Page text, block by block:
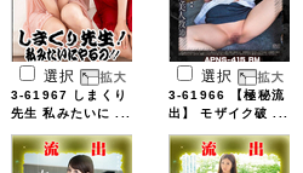
選択
3-61967 しまくり
先生 私みたいに ...
選択
3-61966 【極秘流
出】 モザイク破 ...